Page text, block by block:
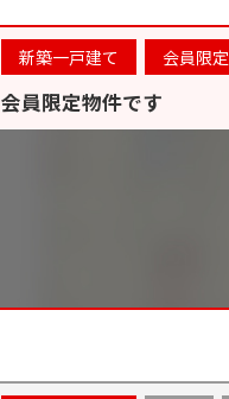
新築一戸建て 会員限定
会員限定物件です